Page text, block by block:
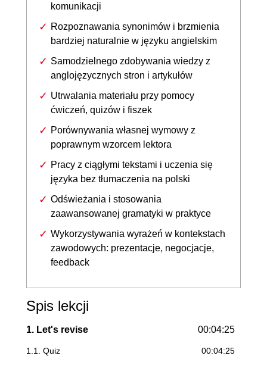
komunikacji
Rozpoznawania synonimów i brzmienia
bardziej naturalnie w języku angielskim
Samodzielnego zdobywania wiedzy z
anglojęzycznych stron i artykułów
Utrwalania materiału przy pomocy
ćwiczeń, quizów i fiszek
Porównywania własnej wymowy z
poprawnym wzorcem lektora
Pracy z ciągłymi tekstami i uczenia się
języka bez tłumaczenia na polski
Odświeżania i stosowania
zaawansowanej gramatyki w praktyce
Wykorzystywania wyrażeń w kontekstach
zawodowych: prezentacje, negocjacje,
feedback
Spis lekcji
1. Let's revise 00:04:25
1.1. Quiz 00:04:25